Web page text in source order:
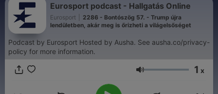
Eurosport podcast - Hallgatás Online
Eurosport
2286 - Bontószög 57. - Trump újra
lendületben, akár meg is őrizheti a világelsőséget
Podcast by Eurosport Hosted by Ausha. See ausha.co/privacy-
policy for more information.
Hangerő 1 x